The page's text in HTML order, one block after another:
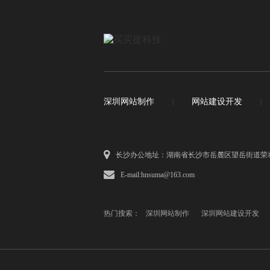
深圳网站制作 网站建设开发
长沙办公地址：湖南省长沙市岳麓区望岳街道荣
E-mail:hnsuma@163.com
热门搜索： 深圳网站制作 深圳网站建设开发